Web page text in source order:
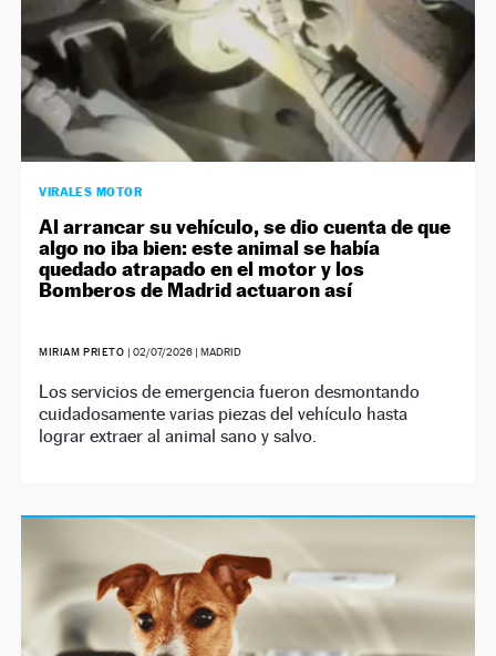
VIRALES MOTOR
Al arrancar su vehículo, se dio cuenta de que
algo no iba bien: este animal se había
quedado atrapado en el motor y los
Bomberos de Madrid actuaron así
MIRIAM PRIETO | 02/07/2026| MADRID
Los servicios de emergencia fueron desmontando
cuidadosamente varias piezas del vehículo hasta
lograr extraer al animal sano y salvo.